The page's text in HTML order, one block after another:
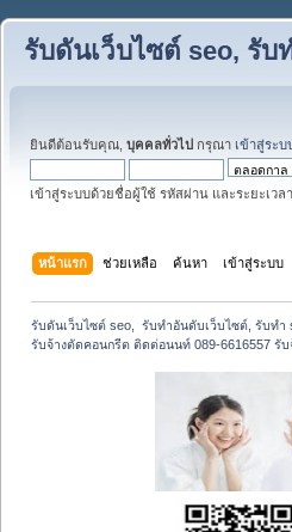
รับดันเว็บไซต์ seo, รั
ยินดีต้อนรับคุณ, บุคคลทั่วไป กรุณา เข้าสู่ระบ
เข้าสู่ระบบด้วยชื่อผู้ใช้ รหัสผ่าน และระยะเวล
หน้าแรก ช่วยเหลือ ค้นหา เข้าสู่ระบบ
รับดันเว็บไซต์ seo,  รับทำอันดับเว็บไซต์, รับทำ
รับจ้างตัดคอนกรีต ติดต่อนนท์ 089-6616557 รั